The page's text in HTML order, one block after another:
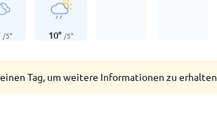
/5° 10° /5°
Tag, um weitere Informationen zu erhalten